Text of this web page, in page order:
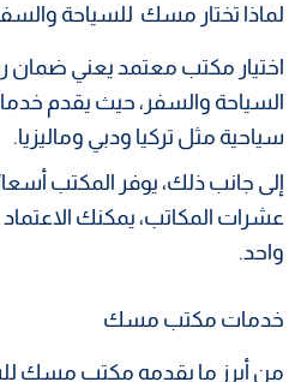
لماذا تختار مسك للسياحة
اختيار مكتب معتمد يعني ضمان
السياحة والسفر، حيث يقدم
سياحية مثل تركيا ودبي وماليزيا.
إلى جانب ذلك، يوفر المكتب
عشرات المكاتب، يمكنك
واحد.
خدمات مكتب مسك
من أبرز ما يقدمه مكتب مسك